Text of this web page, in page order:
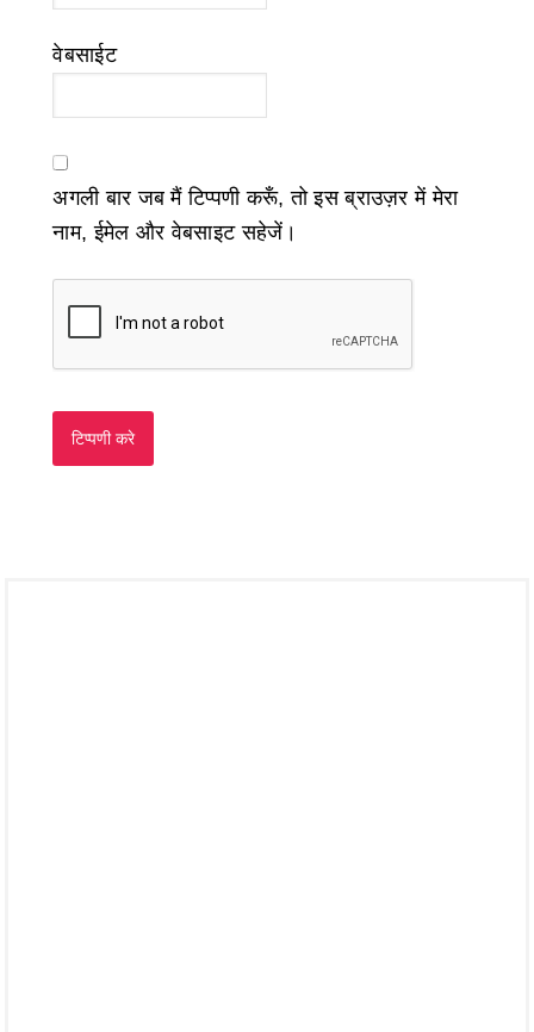
वेबसाईट
अगली बार जब मैं टिप्पणी करूँ, तो इस ब्राउज़र में मेरा
नाम, ईमेल और वेबसाइट सहेजें।